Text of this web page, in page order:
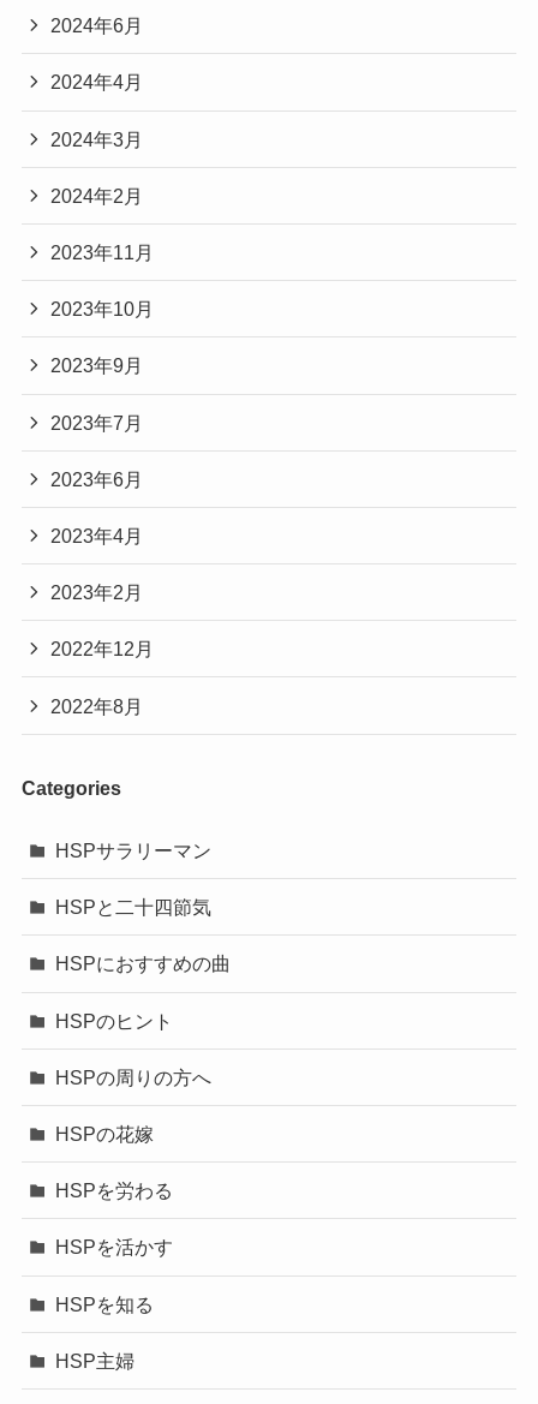
2024年6月
2024年4月
2024年3月
2024年2月
2023年11月
2023年10月
2023年9月
2023年7月
2023年6月
2023年4月
2023年2月
2022年12月
2022年8月
Categories
HSPサラリーマン
HSPと二十四節気
HSPにおすすめの曲
HSPのヒント
HSPの周りの方へ
HSPの花嫁
HSPを労わる
HSPを活かす
HSPを知る
HSP主婦